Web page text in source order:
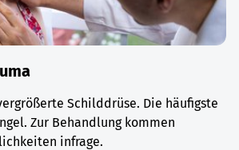
Schilddrüse. Die häufigste
Zur Behandlung kommen
infrage.